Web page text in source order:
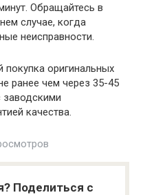
Обращайтесь в
случае, когда
неисправности.
оригинальных
ранее чем через 35-45
заводскими
качества.
Поделиться с